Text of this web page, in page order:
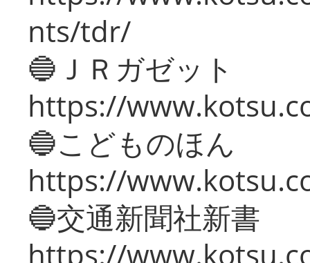
nts/tdr/
🔵ＪＲガゼット
https://
🔵こどものほん
https://
🔵交通新聞社新書
https://